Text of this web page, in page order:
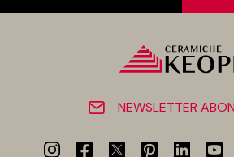
NEWSLETTER